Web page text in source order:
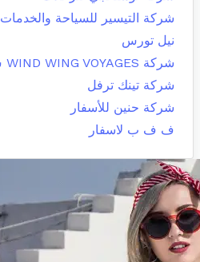
شركة التيسير للسياحة والخدمات
نيل تورس
شركة WIND WING VOYAGES ش م م
شركة تينك ترفل
شركة حنين للأسفار
ف ف ب لاسفار